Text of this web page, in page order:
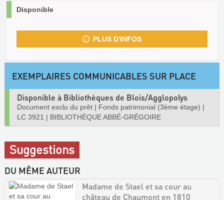
Disponible
PLUS D'INFOS
EXEMPLAIRES COMMUNICABLES SUR PLACE
Disponible à Bibliothèques de Blois/Agglopolys
Document exclu du prêt | Fonds patrimonial (3ème étage) |
LC 3921 | BIBLIOTHÈQUE ABBÉ-GRÉGOIRE
Suggestions
DU MÊME AUTEUR
Madame de Stael et sa cour au
château de Chaumont en 1810